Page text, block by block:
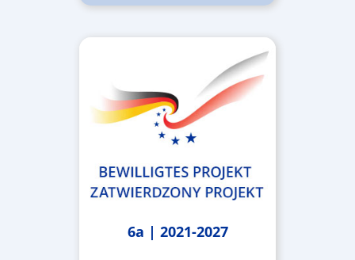
6a | 2021-2027